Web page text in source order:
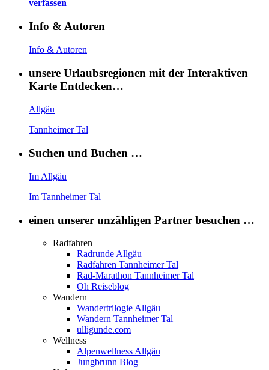
verfassen
Info & Autoren
Info & Autoren
unsere Urlaubsregionen mit der Interaktiven
Karte Entdecken…
Allgäu
Tannheimer Tal
Suchen und Buchen …
Im Allgäu
Im Tannheimer Tal
einen unserer unzähligen Partner besuchen …
Radfahren
Radrunde Allgäu
Radfahren Tannheimer Tal
Rad-Marathon Tannheimer Tal
Oh Reiseblog
Wandern
Wandertrilogie Allgäu
Wandern Tannheimer Tal
ulligunde.com
Wellness
Alpenwellness Allgäu
Jungbrunn Blog